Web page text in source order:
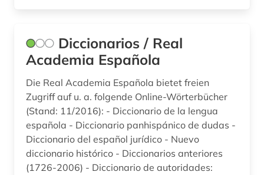
Diccionarios / Real
Academia Española
Die Real Academia Española bietet freien
Zugriff auf u. a. folgende Online-Wörterbücher
(Stand: 11/2016): - Diccionario de la lengua
española - Diccionario panhispánico de dudas -
Diccionario del español jurídico - Nuevo
diccionario histórico - Diccionarios anteriores
(1726-2006) - Diccionario de autoridades: